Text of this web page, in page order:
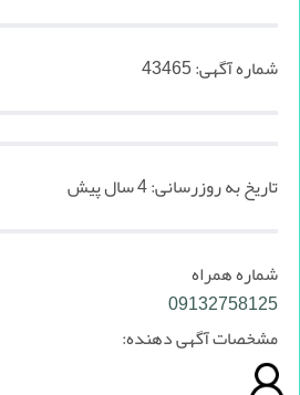
شماره آگهی:43465
تاریخ به روزرسانی:4 سال پیش
شماره همراه
09132758125
مشخصات آگهی دهنده: